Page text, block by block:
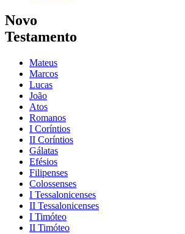
Novo
Testamento
Mateus
Marcos
Lucas
João
Atos
Romanos
I Coríntios
II Coríntios
Gálatas
Efésios
Filipenses
Colossenses
I Tessalonicenses
II Tessalonicenses
I Timóteo
II Timóteo